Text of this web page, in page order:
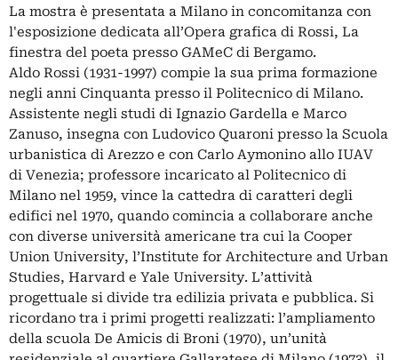
La mostra è presentata a Milano in concomitanza con
l'esposizione dedicata all’Opera grafica di Rossi, La
finestra del poeta presso GAMeC di Bergamo.
Aldo Rossi (1931-1997) compie la sua prima formazione
negli anni Cinquanta presso il Politecnico di Milano.
Assistente negli studi di Ignazio Gardella e Marco
Zanuso, insegna con Ludovico Quaroni presso la Scuola
urbanistica di Arezzo e con Carlo Aymonino allo IUAV
di Venezia; professore incaricato al Politecnico di
Milano nel 1959, vince la cattedra di caratteri degli
edifici nel 1970, quando comincia a collaborare anche
con diverse università americane tra cui la Cooper
Union University, l’Institute for Architecture and Urban
Studies, Harvard e Yale University. L’attività
progettuale si divide tra edilizia privata e pubblica. Si
ricordano tra i primi progetti realizzati: l’ampliamento
della scuola De Amicis di Broni (1970), un’unità